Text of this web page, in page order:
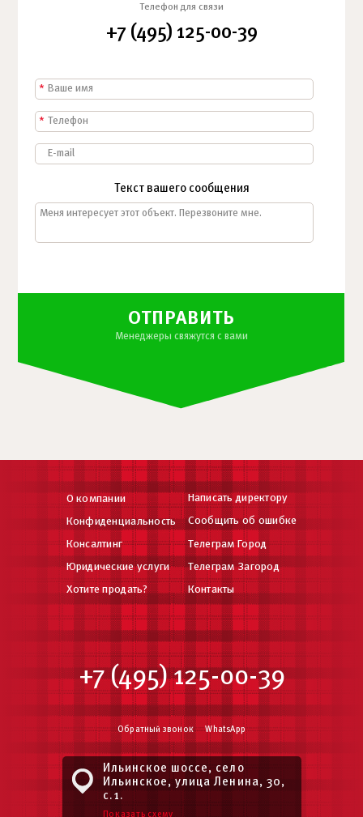
Телефон для связи
+7 (495) 125-00-39
*
*
Текст вашего сообщения
ОТПРАВИТЬ
Менеджеры свяжутся с вами
О компании
Конфиденциальность
Консалтинг
Юридические услуги
Хотите продать?
Написать директору
Сообщить об ошибке
Телеграм Город
Телеграм Загород
Контакты
+7 (495) 125-00-39
Обратный звонок WhatsApp
Ильинское шоссе, село
Ильинское, улица Ленина, 30,
с.1.
Показать схему